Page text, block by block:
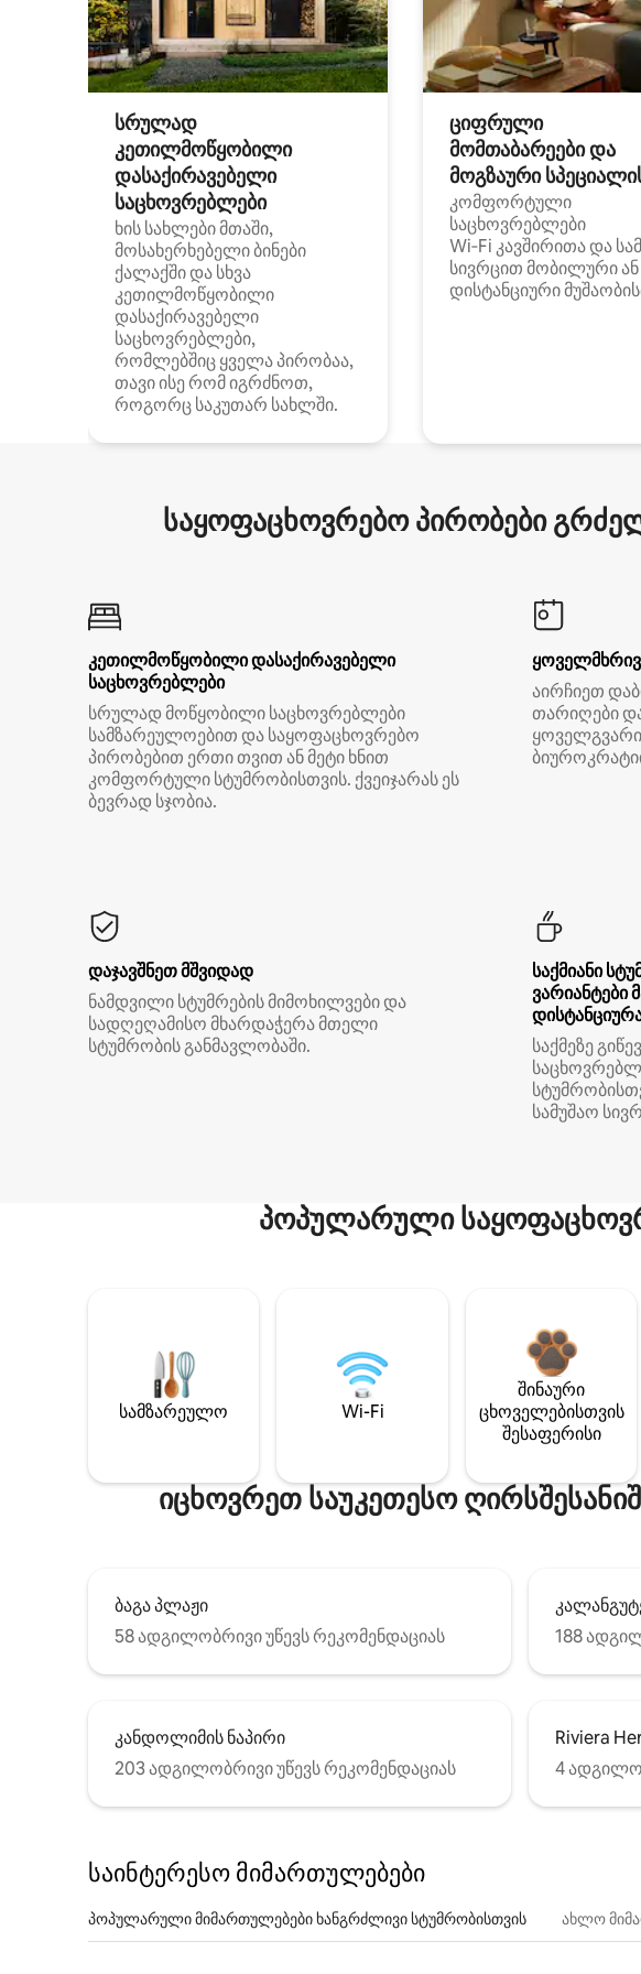
სრულად
კეთილმოწყობილი
დასაქირავებელი
საცხოვრებლები
ხის სახლები მთაში,
მოსახერხებელი ბინები
ქალაქში და სხვა
კეთილმოწყობილი
დასაქირავებელი
საცხოვრებლები,
რომლებშიც ყველა პირობაა,
თავი ისე რომ იგრძნოთ,
როგორც საკუთარ სახლში.
ციფრული
მომთაბარეები და
მოგზაური
კომფორტული
საცხოვრებლები
Wi‑Fi კავშირითა და
სივრცით მობილური ან
დისტანციური
საყოფაცხოვრებო პირობები
კეთილმოწყობილი დასაქირავებელი
საცხოვრებლები
სრულად მოწყობილი საცხოვრებლები
სამზარეულოებით და საყოფაცხოვრებო
პირობებით ერთი თვით ან მეტი ხნით
კომფორტული სტუმრობისთვის. ქვეიჯარას ეს
ბევრად სჯობია.
აირჩიეთ
თარიღები
დაჯავშნეთ მშვიდად
ნამდვილი სტუმრების მიმოხილვები და
სადღეღამისო მხარდაჭერა მთელი
სტუმრობის განმავლობაში.
საქმიანი
ვარიანტები
საქმეზე
სამუშაო
პოპულარული
სამზარეულო Wi-Fi
შინაური
ცხოველებისთვის
შესაფერისი
იცხოვრეთ საუკეთესო
ბაგა პლაჟი
58 ადგილობრივი უწევს რეკომენდაციას
188
კანდოლიმის ნაპირი
203 ადგილობრივი უწევს რეკომენდაციას
Riviera
4
საინტერესო მიმართულებები
პოპულარული მიმართულებები ხანგრძლივი სტუმრობისთვის ახლო